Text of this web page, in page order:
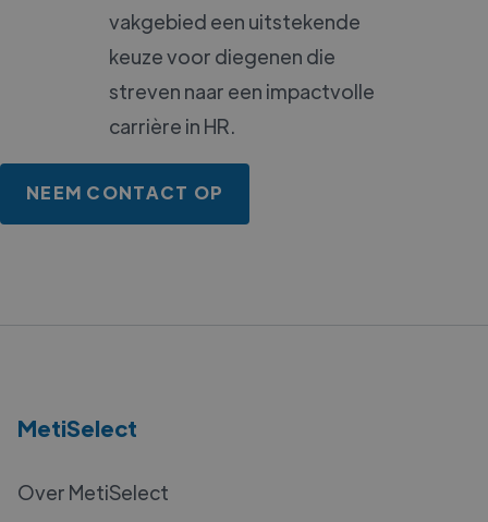
vakgebied een uitstekende
keuze voor diegenen die
streven naar een impactvolle
carrière in HR.
NEEM CONTACT OP
MetiSelect
Over MetiSelect